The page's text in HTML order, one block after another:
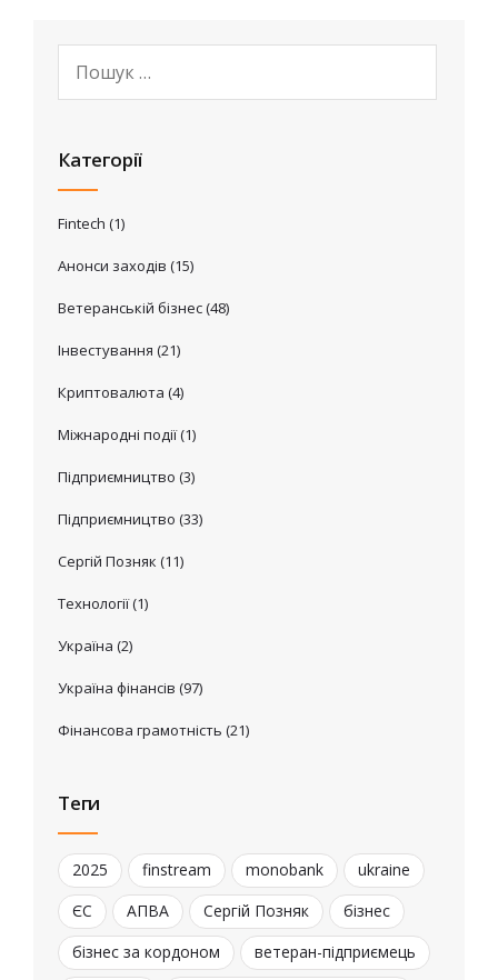
Категорії
Fintech (1)
Анонси заходів (15)
Ветеранській бізнес(48)
Інвестування (21)
Криптовалюта (4)
Міжнародні події(1)
Підприємництво (3)
Підприємництво (33)
Сергій Позняк (11)
Технології(1)
Україна (2)
Україна фінансів (97)
Фінансова грамотність (21)
Теги
2025 finstream monobank
ukraine
ЄС
АПВА Сергій Позняк
бізнес
бізнес за кордоном
ветеран-підприємець